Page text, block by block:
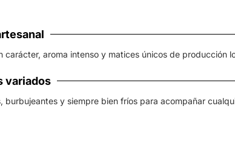
carácter, aroma intenso y matices únicos de producción
variados
burbujeantes y siempre bien fríos para acompañar